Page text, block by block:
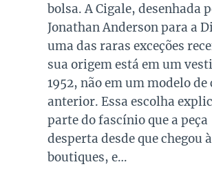
os modelos em preto são os
queridos e tradicionais,
presente no guarda roupa de
todas as mulheres. Esta é
versátil, clássica e
investir em peças neste tom
combinações para quase
que usamos, sejam eles para
ocasiões casuais ou mais…